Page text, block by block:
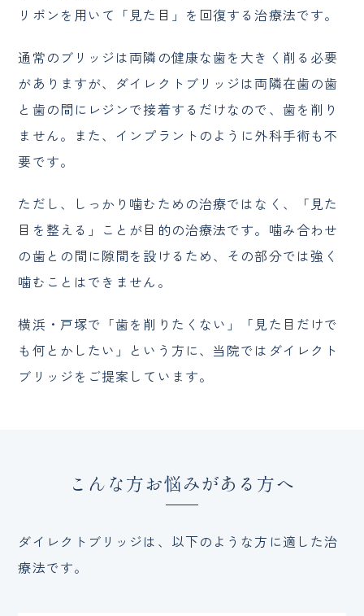
リボンを用いて「見た目」を回復する治療法です。
通常のブリッジは両隣の健康な歯を大きく削る必要
がありますが、ダイレクトブリッジは両隣在歯の歯
と歯の間にレジンで接着するだけなので、歯を削り
ません。また、インプラントのように外科手術も不
要です。
ただし、しっかり噛むための治療ではなく、「見た
目を整える」ことが目的の治療法です。噛み合わせ
の歯との間に隙間を設けるため、その部分では強く
噛むことはできません。
横浜・戸塚で「歯を削りたくない」「見た目だけで
も何とかしたい」という方に、当院ではダイレクト
ブリッジをご提案しています。
こんな方お悩みがある方へ
ダイレクトブリッジは、以下のような方に適した治
療法です。